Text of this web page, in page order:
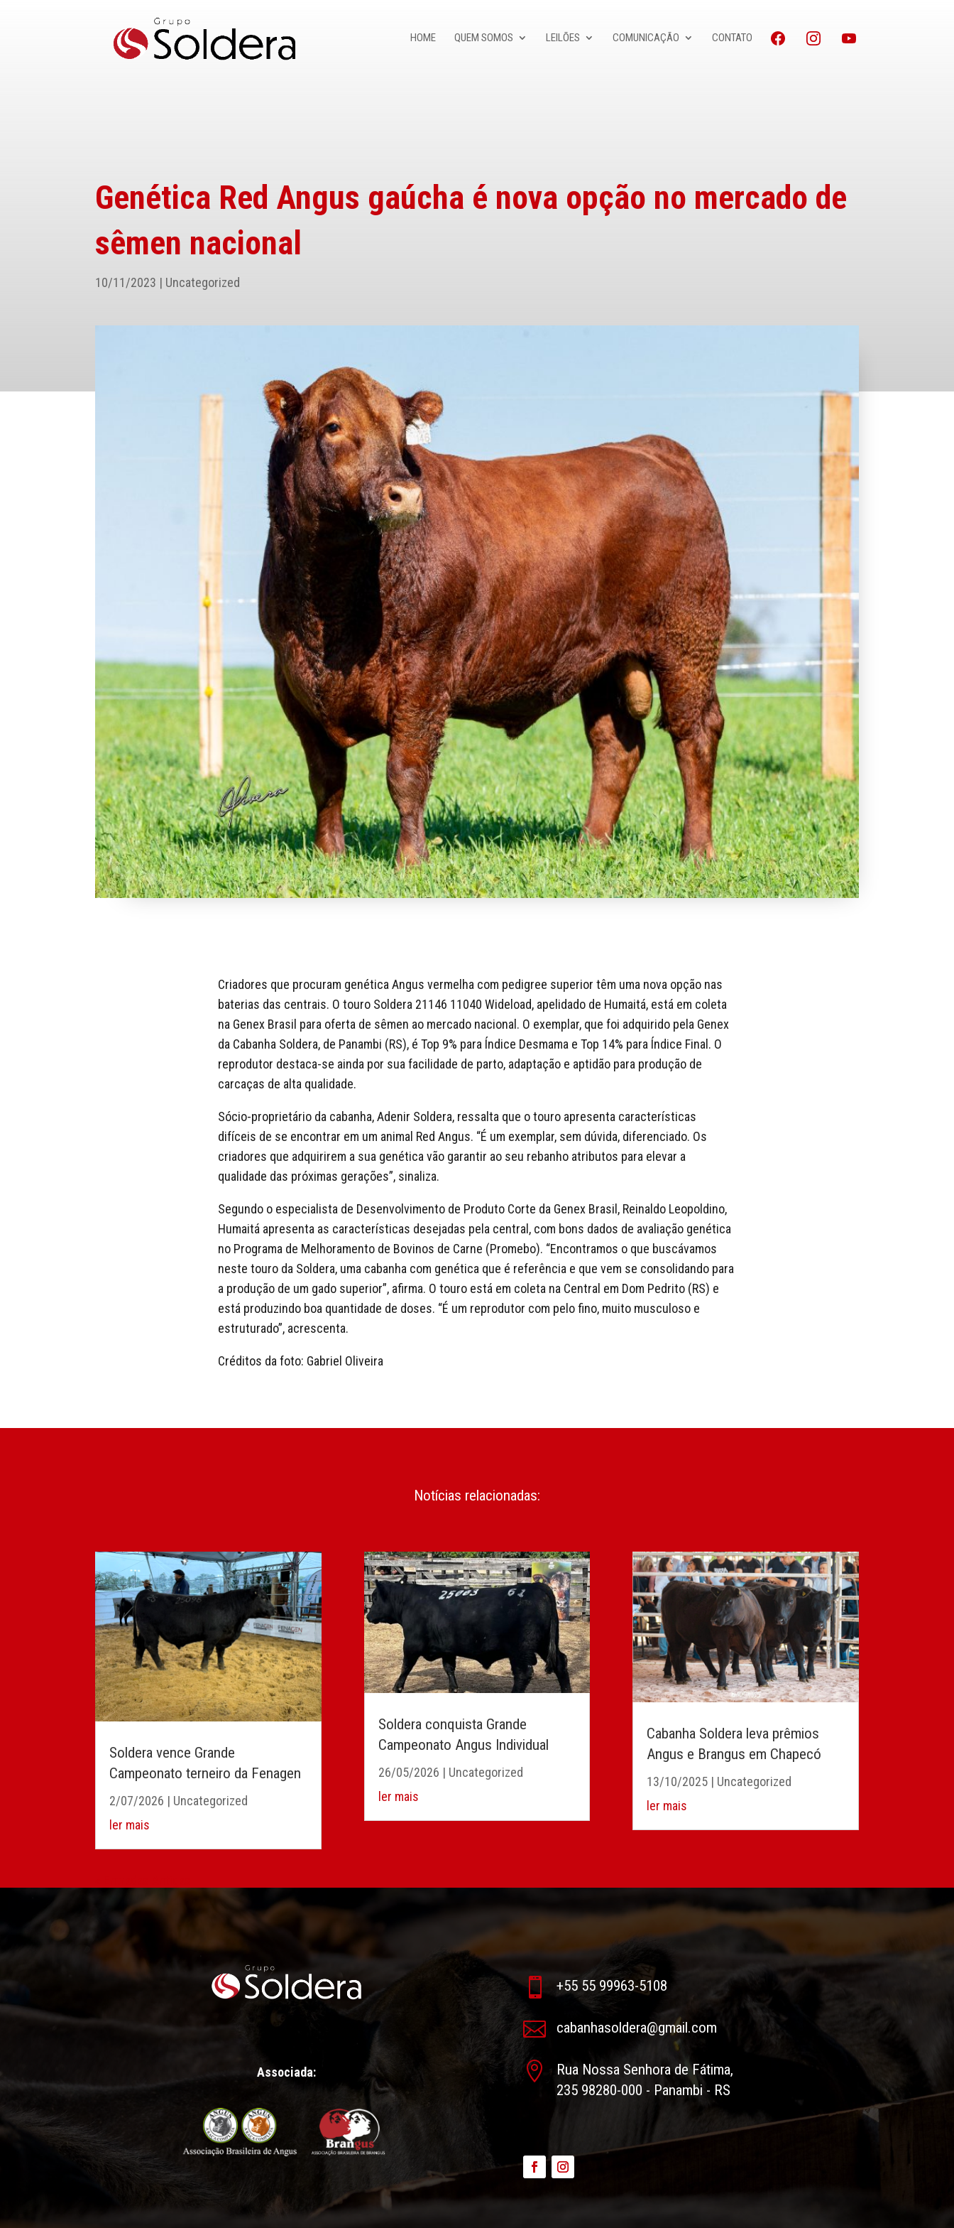
HOME QUEM SOMOS LEILÕES COMUNICAÇÃO CONTATO
Genética Red Angus gaúcha é nova opção no mercado de
sêmen nacional
10/11/2023 | Uncategorized
Criadores que procuram genética Angus vermelha com pedigree superior têm uma nova opção nas
baterias das centrais. O touro Soldera 21146 11040 Wideload, apelidado de Humaitá, está em coleta
na Genex Brasil para oferta de sêmen ao mercado nacional. O exemplar, que foi adquirido pela Genex
da Cabanha Soldera, de Panambi (RS), é Top 9% para Índice Desmama e Top 14% para Índice Final. O
reprodutor destaca-se ainda por sua facilidade de parto, adaptação e aptidão para produção de
carcaças de alta qualidade.
Sócio-proprietário da cabanha, Adenir Soldera, ressalta que o touro apresenta características
difíceis de se encontrar em um animal Red Angus. “É um exemplar, sem dúvida, diferenciado. Os
criadores que adquirirem a sua genética vão garantir ao seu rebanho atributos para elevar a
qualidade das próximas gerações”, sinaliza.
Segundo o especialista de Desenvolvimento de Produto Corte da Genex Brasil, Reinaldo Leopoldino,
Humaitá apresenta as características desejadas pela central, com bons dados de avaliação genética
no Programa de Melhoramento de Bovinos de Carne (Promebo). “Encontramos o que buscávamos
neste touro da Soldera, uma cabanha com genética que é referência e que vem se consolidando para
a produção de um gado superior”, afirma. O touro está em coleta na Central em Dom Pedrito (RS) e
está produzindo boa quantidade de doses. “É um reprodutor com pelo fino, muito musculoso e
estruturado”, acrescenta.
Créditos da foto: Gabriel Oliveira
Notícias relacionadas:
Soldera vence Grande
Campeonato terneiro da Fenagen
2/07/2026 | Uncategorized
ler mais
Soldera conquista Grande
Campeonato Angus Individual
26/05/2026 | Uncategorized
ler mais
Cabanha Soldera leva prêmios
Angus e Brangus em Chapecó
13/10/2025| Uncategorized
ler mais
Associada:
 +55 55 99963-5108
 cabanhasoldera@gmail.com

Rua Nossa Senhora de Fátima,
235 98280-000 - Panambi - RS